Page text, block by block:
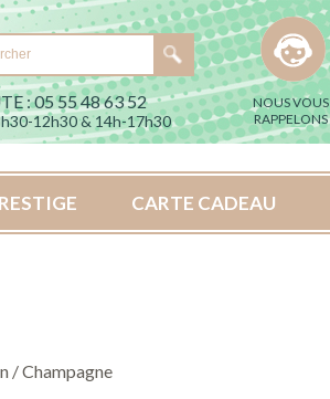
: 05 55 48 63 52
12h30 & 14h-17h30
NOUS VOUS
RAPPELONS
CARTE CADEAU
/ Champagne